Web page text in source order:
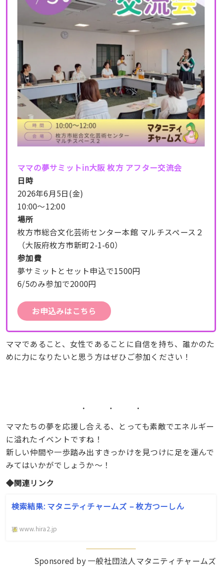
ママの夢サミットin大阪 枚方 アフター交流会
日時
2026年6月5日(金)
10:00～12:00
場所
枚方市総合文化芸術センター本館 マルチスペース２
（大阪府枚方市新町2-1-60）
参加費
夢サミットとセット申込で1500円
6/5のみ参加で2000円
お申込みはこちら
ママであること、女性であることに自信を持ち、誰かのた
めに力になりたいと思う方はぜひご参加ください！
ママたちの夢を応援し合える、とっても素敵でエネルギー
に溢れたイベントですね！
新しい仲間や一歩踏み出すきっかけを見つけに足を運んで
みてはいかがでしょうか〜！
◆関連リンク
検索結果: マタニティチャームズ – 枚方つーしん
www.hira2.jp
Sponsored by 一般社団法人マタニティチャームズ